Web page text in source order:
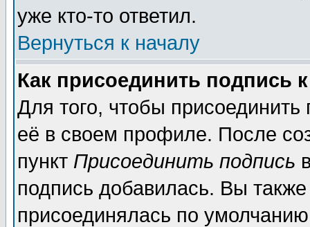
уже кто-то ответил.
Вернуться к началу
Как присоединить подпись
Для того, чтобы
её в своем профиле. После
пункт Присоединить подпись
подпись добавилась. Вы
присоединялась по